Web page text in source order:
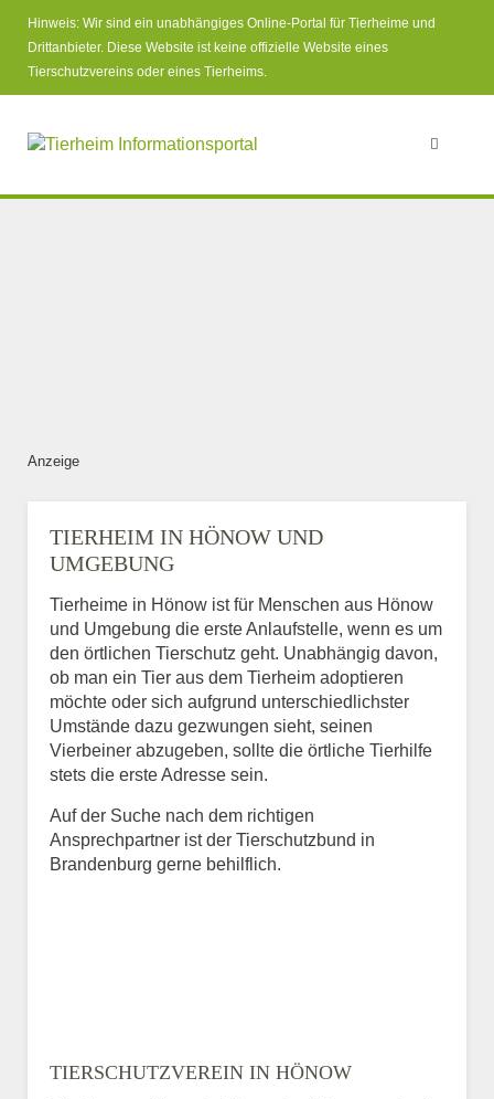
Hinweis: Wir sind ein unabhängiges Online-Portal für Tierheime und
Drittanbieter. Diese Website ist keine offizielle Website eines
Tierschutzvereins oder eines Tierheims.
Anzeige
TIERHEIM IN HÖNOW UND
UMGEBUNG
Tierheime in Hönow ist für Menschen aus Hönow
und Umgebung die erste Anlaufstelle, wenn es um
den örtlichen Tierschutz geht. Unabhängig davon,
ob man ein Tier aus dem Tierheim adoptieren
möchte oder sich aufgrund unterschiedlichster
Umstände dazu gezwungen sieht, seinen
Vierbeiner abzugeben, sollte die örtliche Tierhilfe
stets die erste Adresse sein.
Auf der Suche nach dem richtigen
Ansprechpartner ist der Tierschutzbund in
Brandenburg gerne behilflich.
TIERSCHUTZVEREIN IN HÖNOW